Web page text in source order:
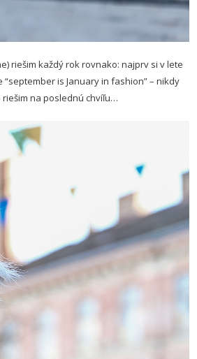
riešim každý rok rovnako: najprv si v lete
is January in fashion” – nikdy
na poslednú chvíľu…